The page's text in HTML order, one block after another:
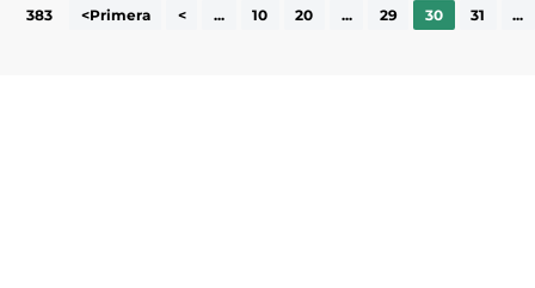
383
<Primera < ... 10 20 ... 29 30 31 ...